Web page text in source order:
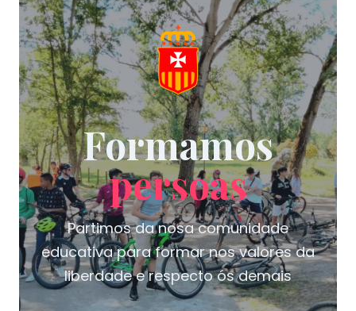
Formamos
persoas
Partimos da nosa comunidade
educativa para formar nos valores da
liberdade e respecto ós demais